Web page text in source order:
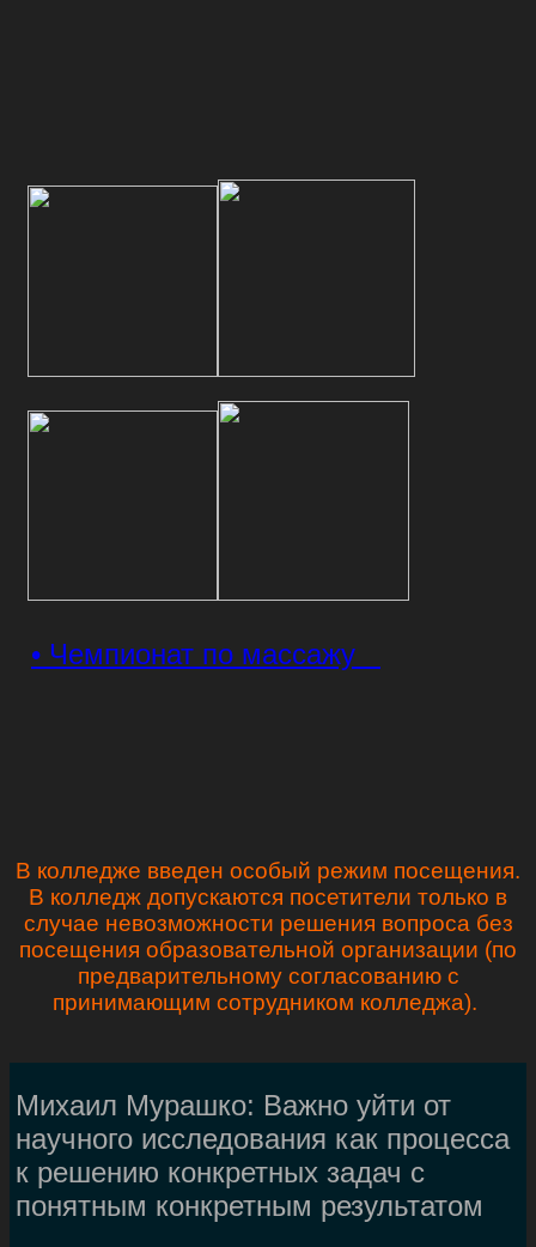
• Чемпионат по массажу
В колледже введен особый режим посещения.
В колледж допускаются посетители только в
случае невозможности решения вопроса без
посещения образовательной организации (по
предварительному согласованию с
принимающим сотрудником колледжа).
Михаил Мурашко: Важно уйти от
научного исследования как процесса
к решению конкретных задач с
понятным конкретным результатом